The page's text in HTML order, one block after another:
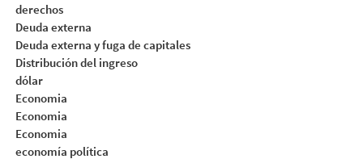
derechos
Deuda externa
Deuda externa y fuga de capitales
Distribución del ingreso
dólar
Economia
Economia
Economia
economía política